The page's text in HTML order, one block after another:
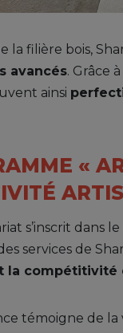
la filière bois,
avancés. Grâce
ainsi
«
s’inscrit dans
services de
la compétitivité
témoigne de la